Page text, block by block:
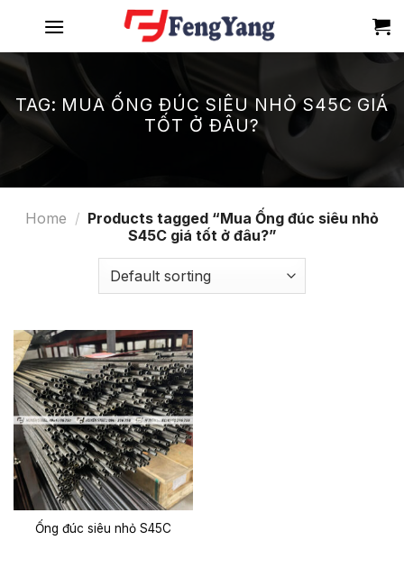
content
TAG: MUA ỐNG ĐÚC SIÊU NHỎ S45C GIÁ
TỐT Ở ĐÂU?
Home / Products tagged “Mua Ống đúc siêu nhỏ
S45C giá tốt ở đâu?”
Ống đúc siêu nhỏ S45C